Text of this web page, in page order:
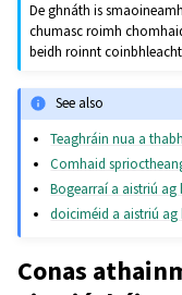
De ghnáth is
chumasc roimh
beidh roinnt
See also
Teaghráin nua a
Comhaid
Bogearraí a aistriú ag
doiciméid a aistriú ag
Conas